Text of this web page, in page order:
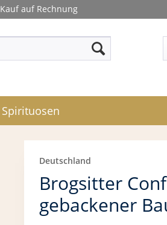
Kauf auf Rechnung
Spirituosen
Deutschland
Brogsitter
gebackener